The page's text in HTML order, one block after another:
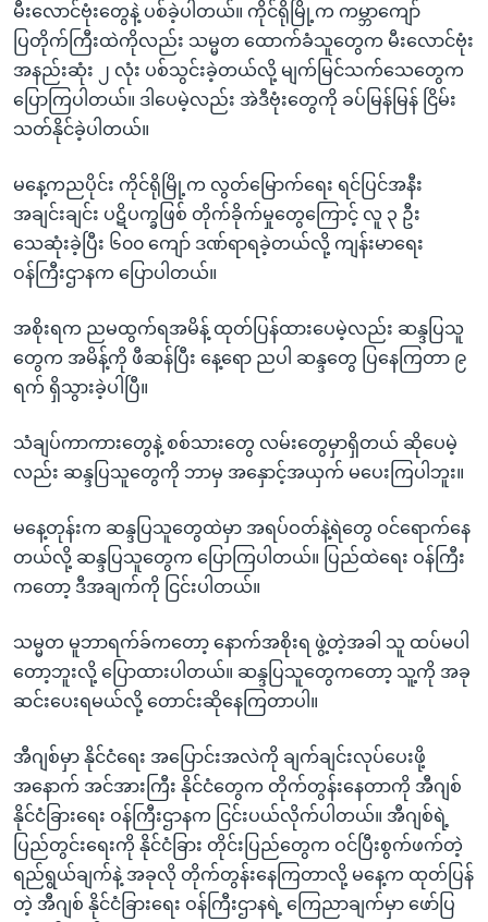
မီးလောင်ဗုံးတွေနဲ့ ပစ်ခဲ့ပါတယ်။ ကိုင်ရိုမြို့က ကမ္ဘာကျော်
ပြတိုက်ကြီးထဲကိုလည်း သမ္မတ ထောက်ခံသူတွေက မီးလောင်ဗုံး
အနည်းဆုံး ၂ လုံး ပစ်သွင်းခဲ့တယ်လို့ မျက်မြင်သက်သေတွေက
ပြောကြပါတယ်။ ဒါပေမဲ့လည်း အဲဒီဗုံးတွေကို ခပ်မြန်မြန် ငြိမ်း
သတ်နိုင်ခဲ့ပါတယ်။
မနေ့ကညပိုင်း ကိုင်ရိုမြို့က လွတ်မြောက်ရေး ရင်ပြင်အနီး
အချင်းချင်း ပဋိပက္ခဖြစ် တိုက်ခိုက်မှုတွေကြောင့် လူ ၃ ဦး
သေဆုံးခဲ့ပြီး ၆၀၀ ကျော် ဒဏ်ရာရခဲ့တယ်လို့ ကျန်းမာရေး
ဝန်ကြီးဌာနက ပြောပါတယ်။
အစိုးရက ညမထွက်ရအမိန့် ထုတ်ပြန်ထားပေမဲ့လည်း ဆန္ဒပြသူ
တွေက အမိန့်ကို ဖီဆန်ပြီး နေ့ရော ညပါ ဆန္ဒတွေ ပြနေကြတာ ၉
ရက် ရှိသွားခဲ့ပါပြီ။
သံချပ်ကာကားတွေနဲ့ စစ်သားတွေ လမ်းတွေမှာရှိတယ် ဆိုပေမဲ့
လည်း ဆန္ဒပြသူတွေကို ဘာမှ အနှောင့်အယှက် မပေးကြပါဘူး။
မနေ့တုန်းက ဆန္ဒပြသူတွေထဲမှာ အရပ်ဝတ်နဲ့ရဲတွေ ဝင်ရောက်နေ
တယ်လို့ ဆန္ဒပြသူတွေက ပြောကြပါတယ်။ ပြည်ထဲရေး ဝန်ကြီး
ကတော့ ဒီအချက်ကို ငြင်းပါတယ်။
သမ္မတ မူဘာရက်ခ်ကတော့ နောက်အစိုးရ ဖွဲ့တဲ့အခါ သူ ထပ်မပါ
တော့ဘူးလို့ ပြောထားပါတယ်။ ဆန္ဒပြသူတွေကတော့ သူ့ကို အခု
ဆင်းပေးရမယ်လို့ တောင်းဆိုနေကြတာပါ။
အီဂျစ်မှာ နိုင်ငံရေး အပြောင်းအလဲကို ချက်ချင်းလုပ်ပေးဖို့
အနောက် အင်အားကြီး နိုင်ငံတွေက တိုက်တွန်းနေတာကို အီဂျစ်
နိုင်ငံခြားရေး ဝန်ကြီးဌာနက ငြင်းပယ်လိုက်ပါတယ်။ အီဂျစ်ရဲ့
ပြည်တွင်းရေးကို နိုင်ငံခြား တိုင်းပြည်တွေက ဝင်ပြီးစွက်ဖက်တဲ့
ရည်ရွယ်ချက်နဲ့ အခုလို တိုက်တွန်းနေကြတာလို့ မနေ့က ထုတ်ပြန်
တဲ့ အီဂျစ် နိုင်ငံခြားရေး ဝန်ကြီးဌာနရဲ့ ကြေညာချက်မှာ ဖော်ပြ